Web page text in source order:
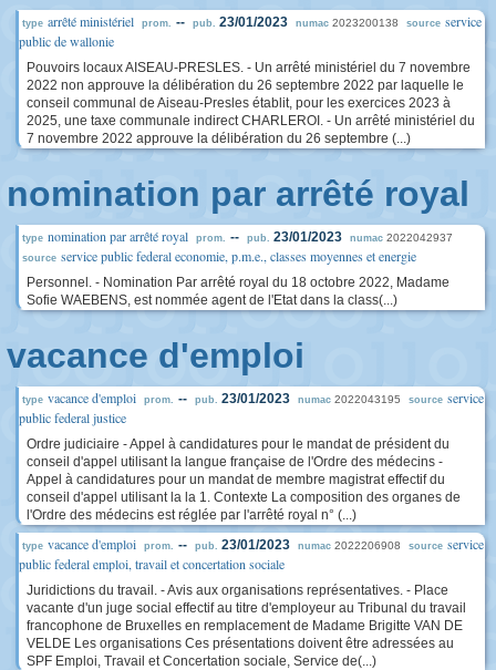
type arrêté ministériel prom. -- pub. 23/01/2023 numac 2023200138 source service
public de wallonie
Pouvoirs locaux AISEAU-PRESLES. - Un arrêté ministériel du 7 novembre
2022 non approuve la délibération du 26 septembre 2022 par laquelle le
conseil communal de Aiseau-Presles établit, pour les exercices 2023 à
2025, une taxe communale indirect CHARLEROI. - Un arrêté ministériel du
7 novembre 2022 approuve la délibération du 26 septembre (...)
nomination par arrêté royal
type nomination par arrêté royal prom. -- pub. 23/01/2023 numac 2022042937
source service public federal economie, p.m.e., classes moyennes et energie
Personnel. - Nomination Par arrêté royal du 18 octobre 2022, Madame
Sofie WAEBENS, est nommée agent de l'Etat dans la class(...)
vacance d'emploi
type vacance d'emploi prom. -- pub. 23/01/2023 numac 2022043195 source service
public federal justice
Ordre judiciaire - Appel à candidatures pour le mandat de président du
conseil d'appel utilisant la langue française de l'Ordre des médecins -
Appel à candidatures pour un mandat de membre magistrat effectif du
conseil d'appel utilisant la la 1. Contexte La composition des organes de
l'Ordre des médecins est réglée par l'arrêté royal n° (...)
type vacance d'emploi prom. -- pub. 23/01/2023 numac 2022206908 source service
public federal emploi, travail et concertation sociale
Juridictions du travail. - Avis aux organisations représentatives. - Place
vacante d'un juge social effectif au titre d'employeur au Tribunal du travail
francophone de Bruxelles en remplacement de Madame Brigitte VAN DE
VELDE Les organisations Ces présentations doivent être adressées au
SPF Emploi, Travail et Concertation sociale, Service de(...)